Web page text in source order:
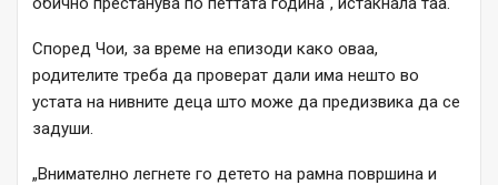
Според Чои, за време на епизоди како оваа,
родителите треба да проверат дали има нешто во
устата на нивните деца што може да предизвика да се
задуши.
„Внимателно легнете го детето на рамна површина и